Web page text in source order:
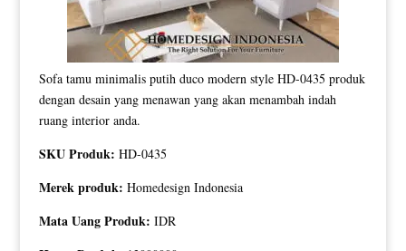
Sofa tamu minimalis putih duco modern style HD-0435 produk
dengan desain yang menawan yang akan menambah indah
ruang interior anda.
SKU Produk: HD-0435
Merek produk: Homedesign Indonesia
Mata Uang Produk: IDR